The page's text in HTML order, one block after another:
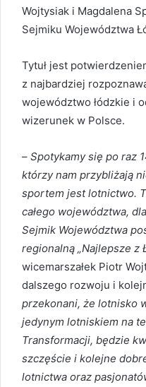
Wojtysiak i Magdalena
Sejmiku Województwa
Tytuł jest
z najbardziej
województwo łódzkie i
wizerunek w Polsce.
– Spotykamy się po raz
którzy nam przybliżają
sportem jest lotnictwo.
całego województwa,
Sejmik Województwa
regionalną „Najlepsze z
wicemarszałek Piotr
dalszego rozwoju i
przekonani, że lotnisko
jedynym lotniskiem na
Transformacji, będzie
szczęście i kolejne
lotnictwa oraz